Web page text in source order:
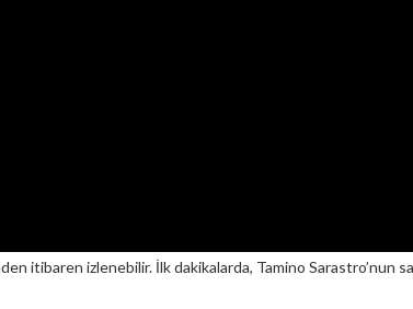
itibaren izlenebilir. İlk dakikalarda, Tamino Sarastro’nun